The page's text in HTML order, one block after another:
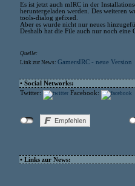
Es ist jetzt auch mIRC in der
heruntergeladen werden. Des weiteren
tools-dialog gefixed.
Aber es wurde nicht nur neues
Deshalb hat die File auch nur noch eine
Quelle:
Link zur News: GamersIRC - neue Version
• Social Networks:
Twitter:
Facebook:
• Links zur News: